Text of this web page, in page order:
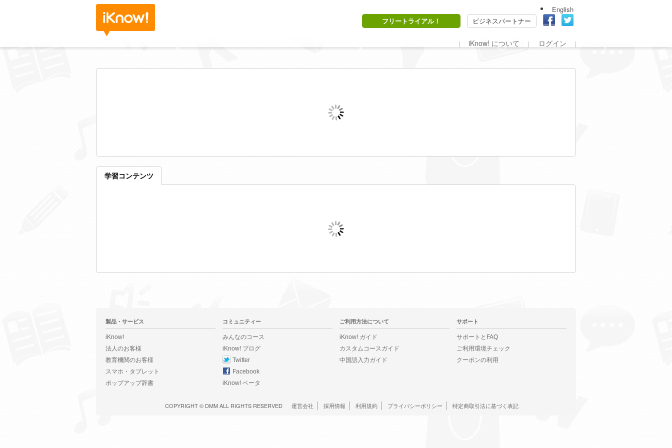
English
フリートライアル！
ビジネスパートナー
iKnow! について ログイン
学習コンテンツ
製品・サービス
iKnow!
法人のお客様
教育機関のお客様
スマホ・タブレット
ポップアップ辞書
コミュニティー
みんなのコース
iKnow! ブログ
Twitter
Facebook
iKnow! ベータ
ご利用方法について
iKnow! ガイド
カスタムコースガイド
中国語入力ガイド
サポート
サポートとFAQ
ご利用環境チェック
クーポンの利用
COPYRIGHT © DMMALL RIGHTS RESERVED 運営会社 採用情報 利用規約 プライバシーポリシー 特定商取引法に基づく表記